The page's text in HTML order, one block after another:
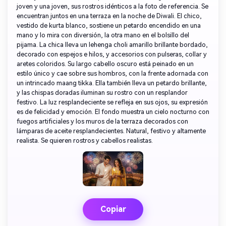
joven y una joven, sus rostros idénticos a la foto de referencia. Se
encuentran juntos en una terraza en la noche de Diwali. El chico,
vestido de kurta blanco, sostiene un petardo encendido en una
mano y lo mira con diversión, la otra mano en el bolsillo del
pijama. La chica lleva un lehenga choli amarillo brillante bordado,
decorado con espejos e hilos, y accesorios con pulseras, collar y
aretes coloridos. Su largo cabello oscuro está peinado en un
estilo único y cae sobre sus hombros, con la frente adornada con
un intrincado maang tikka. Ella también lleva un petardo brillante,
y las chispas doradas iluminan su rostro con un resplandor
festivo. La luz resplandeciente se refleja en sus ojos, su expresión
es de felicidad y emoción. El fondo muestra un cielo nocturno con
fuegos artificiales y los muros de la terraza decorados con
lámparas de aceite resplandecientes. Natural, festivo y altamente
realista. Se quieren rostros y cabellos realistas.
Copiar